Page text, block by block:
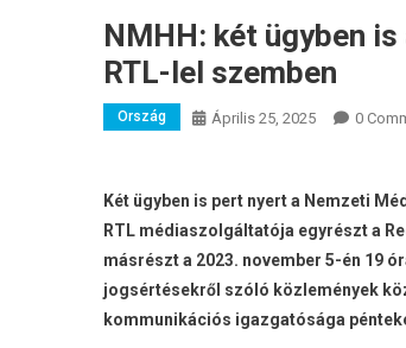
NMHH: két ügyben
RTL-lel szemben
Ország Április 25, 2025 0
Két ügyben is pert nyert a Nemzeti
RTL médiaszolgáltatója egyrészt a
másrészt a 2023. november 5-én 19
jogsértésekről szóló közlemények
kommunikációs igazgatósága